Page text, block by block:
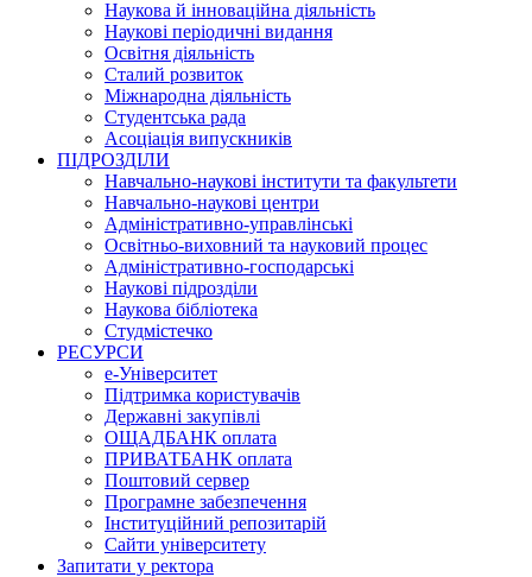
Наукова й інноваційна діяльність
Наукові періодичні видання
Освітня діяльність
Сталий розвиток
Міжнародна діяльність
Студентська рада
Асоціація випускників
ПІДРОЗДІЛИ
Навчально-наукові інститути та факультети
Навчально-наукові центри
Адміністративно-управлінські
Освітньо-виховний та науковий процес
Адміністративно-господарські
Наукові підрозділи
Наукова бібліотека
Студмістечко
РЕСУРСИ
е-Університет
Підтримка користувачів
Державні закупівлі
ОЩАДБАНК оплата
ПРИВАТБАНК оплата
Поштовий сервер
Програмне забезпечення
Інституційний репозитарій
Сайти університету
Запитати у ректора